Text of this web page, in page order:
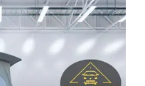
precio
actual
es:
40,900.00€.